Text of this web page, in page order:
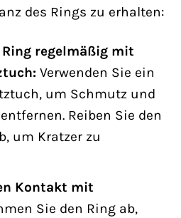
des Rings zu erhalten:
Ring regelmäßig mit
Verwenden Sie ein
um Schmutz und
Reiben Sie den
um Kratzer zu
Kontakt mit
Sie den Ring ab,